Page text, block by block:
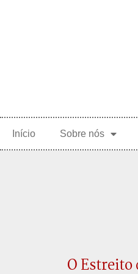
Início Sobre nós
O Estreito